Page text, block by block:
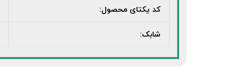
کد یکتای محصول:
شابک: